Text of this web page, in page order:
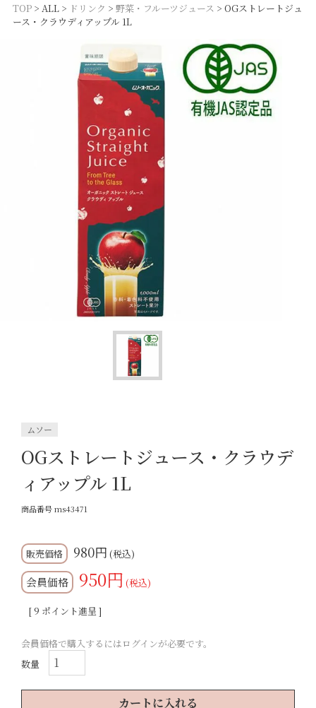
TOP ALL ドリンク 野菜・フルーツジュース
OGストレートジュ
ース・クラウディアップル 1L
ムソー
OGストレートジュース・クラウデ
ィアップル 1L
商品番号ms43471
980 税込
会員価格 950 税込
[9 ポイント進呈 ]
会員価格で購入するにはログインが必要です。
カートに入れる